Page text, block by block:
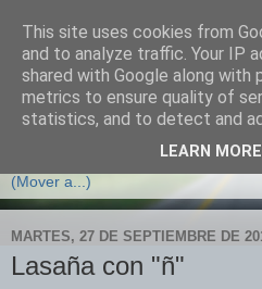
Cocina con
Recetas y trucos de cocina
en tiempos de crisis
MARTES, 27 DE SEPTIEMBRE DE
Lasaña con "ñ"
This site uses cookies from
and to analyze traffic. Your IP
shared with Google along with
metrics to ensure quality of
statistics, and to detect and
LEARN MORE